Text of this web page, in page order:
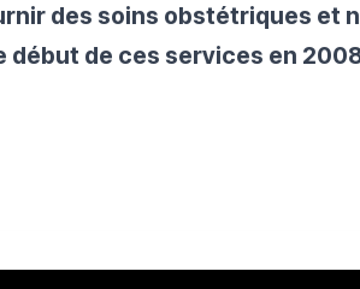
des soins obstétriques et
de ces services en